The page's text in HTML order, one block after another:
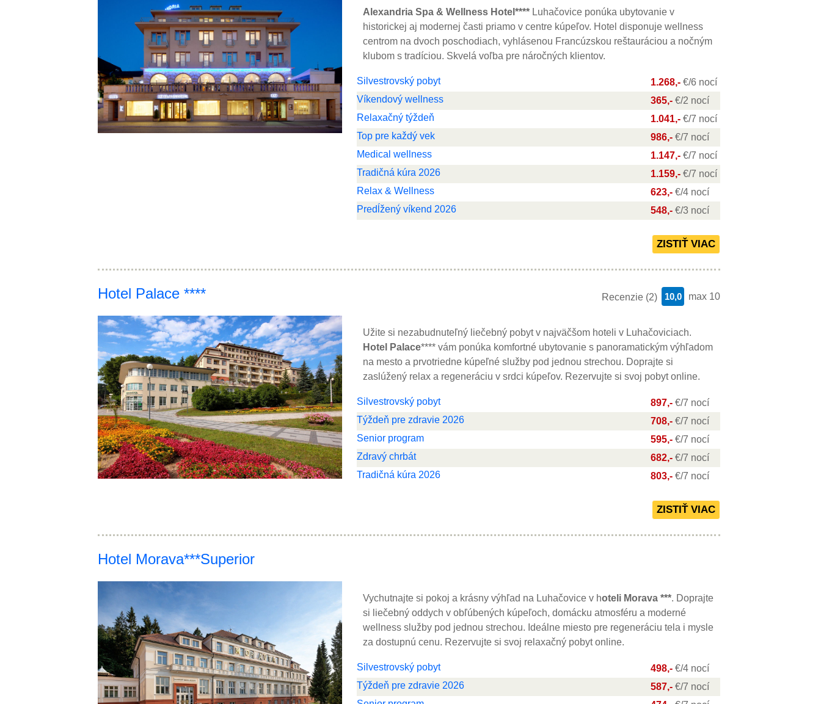
Alexandria Spa & Wellness Hotel**** Luhačovice ponúka ubytovanie v
historickej aj modernej časti priamo v centre kúpeľov. Hotel disponuje wellness
centrom na dvoch poschodiach, vyhlásenou Francúzskou reštauráciou a nočným
klubom s tradíciou. Skvelá voľba pre náročných klientov.
Silvestrovský pobyt 1.268,- €/6 nocí
Víkendový wellness
365,- €/2 nocí
Relaxačný týždeň
1.041,- €/7 nocí
Top pre každý vek
986,- €/7 nocí
Medical wellness
1.147,- €/7 nocí
Tradičná kúra 2026
1.159,- €/7 nocí
Relax & Wellness
623,- €/4 nocí
Predĺžený víkend 2026
548,- €/3 nocí
Recenzie (2) max 10
10,0
Hotel Palace ****
Užite si nezabudnuteľný liečebný pobyt v najväčšom hoteli v Luhačoviciach.
Hotel Palace**** vám ponúka komfortné ubytovanie s panoramatickým výhľadom
na mesto a prvotriedne kúpeľné služby pod jednou strechou. Doprajte si
zaslúžený relax a regeneráciu v srdci kúpeľov. Rezervujte si svoj pobyt online.
Silvestrovský pobyt 897,- €/7 nocí
Týždeň pre zdravie 2026
708,- €/7 nocí
Senior program
595,- €/7 nocí
Zdravý chrbát
682,- €/7 nocí
Tradičná kúra 2026
803,- €/7 nocí
Hotel Morava***Superior
Vychutnajte si pokoj a krásny výhľad na Luhačovice v hoteli Morava ***. Doprajte
si liečebný oddych v obľúbených kúpeľoch, domácku atmosféru a moderné
wellness služby pod jednou strechou. Ideálne miesto pre regeneráciu tela i mysle
za dostupnú cenu. Rezervujte si svoj relaxačný pobyt online.
Silvestrovský pobyt 498,- €/4 nocí
Týždeň pre zdravie 2026
587,- €/7 nocí